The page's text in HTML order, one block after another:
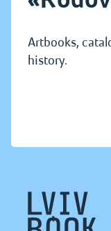
Artbooks,
history.